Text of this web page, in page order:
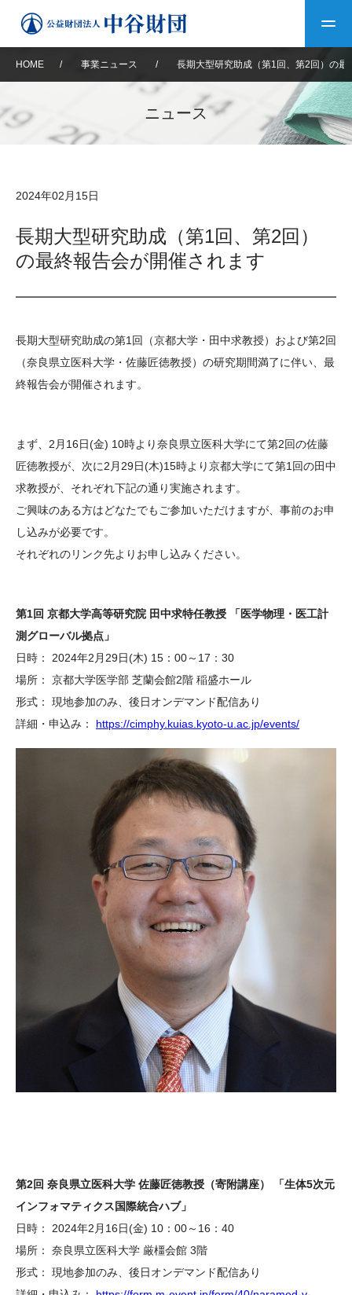
トップ
設立趣意書 財団概要
沿革 40年史デジタルブック
中谷財団40年史
役員・評議員 公開情報
中谷財団事業紹介 中谷賞
神戸賞 長期大型研究助成
大学院生奨学金
国際学生交流プログラ
科学教育振興助成・
次世代理系人材育成プ
ログラム助成
中谷財団動画紹介
基本方針
アクセス
サイトマップ 中谷財団アーカイブ
HOME / 事業ニュース / 長期大型研究助成（第1回、第2回）の最
ニュース
2024年02月15日
長期大型研究助成（第1回、第2回）
の最終報告会が開催されます
長期大型研究助成の第1回（京都大学・田中求教授）および第2回
（奈良県立医科大学・佐藤匠徳教授）の研究期間満了に伴い、最
終報告会が開催されます。
まず、2月16日(金) 10時より奈良県立医科大学にて第2回の佐藤
匠徳教授が、次に2月29日(木)15時より京都大学にて第1回の田中
求教授が、それぞれ下記の通り実施されます。
ご興味のある方はどなたでもご参加いただけますが、事前のお申
し込みが必要です。
それぞれのリンク先よりお申し込みください。
第1回 京都大学高等研究院 田中求特任教授 「医学物理・医工計
測グローバル拠点」
日時： 2024年2月29日(木) 15：00～17：30
場所： 京都大学医学部 芝蘭会館2階 稲盛ホール
形式： 現地参加のみ、後日オンデマンド配信あり
詳細・申込み： https://cimphy.kuias.kyoto-u.ac.jp/events/
第2回 奈良県立医科大学 佐藤匠徳教授（寄附講座） 「生体5次元
インフォマティクス国際統合ハブ」
日時： 2024年2月16日(金) 10：00～16：40
場所： 奈良県立医科大学 厳橿会館 3階
形式： 現地参加のみ、後日オンデマンド配信あり